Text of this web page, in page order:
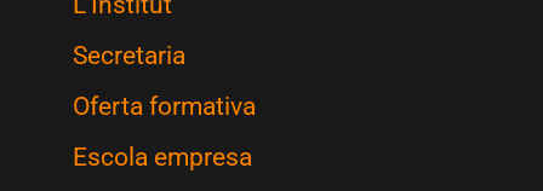
Secretaria
Oferta formativa
Escola empresa